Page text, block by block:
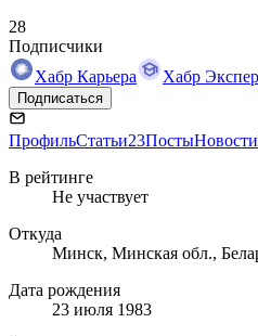
28
Подписчики
Хабр Карьера
Хабр
Подписаться
ПрофильСтатьи23ПостыНовости
В рейтинге
Не участвует
Откуда
Минск, Минская обл.,
Дата рождения
23 июля 1983